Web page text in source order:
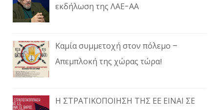
εκδήλωση της ΛΑΕ-ΑΑ
Καμία συμμετοχή στον πόλεμο –
Απεμπλοκή της χώρας τώρα!
Η ΣΤΡΑΤΙΚΟΠΟΙΗΣΗ ΤΗΣ ΕΕ ΕΙΝΑΙ ΣΕ